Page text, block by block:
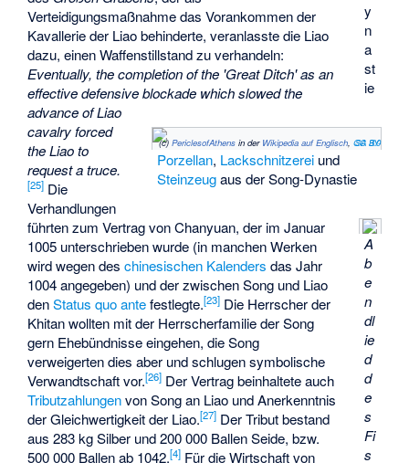
y
n
a
st
ie
(c) PericlesofAthensin der Wikipedia auf Englisch, CC BY-SA 3.0
Porzellan, Lackschnitzereiund
Steinzeugaus der Song-Dynastie
A
b
e
n
dl
ie
d
d
e
s
Fi
s
Verteidigungsmaßnahme das Vorankommen der
Kavallerie der Liao behinderte, veranlasste die Liao
dazu, einen Waffenstillstand zu verhandeln:
Eventually, the completion of the 'Great Ditch' as an
effective defensive blockade which slowed the
advance of Liao
cavalry forced
the Liao to
request a truce.
[25] Die
Verhandlungen
führten zumVertrag von Chanyuan, der im Januar
1005 unterschrieben wurde (in manchen Werken
wird wegen deschinesischen Kalenders das Jahr
1004 angegeben) und der zwischen Song und Liao
denStatus quo antefestlegte.[23] Die Herrscher der
Khitan wollten mit der Herrscherfamilie der Song
gern Ehebündnisse eingehen, die Song
verweigerten dies aber und schlugen symbolische
Verwandtschaft vor.[26] Der Vertrag beinhaltete auch
Tributzahlungenvon Song an Liao und Anerkenntnis
der Gleichwertigkeit der Liao.[27] Der Tribut bestand
aus 283 kg Silber und 200 000 Ballen Seide, bzw.
500 000 Ballen ab 1042.[4] Für die Wirtschaft von